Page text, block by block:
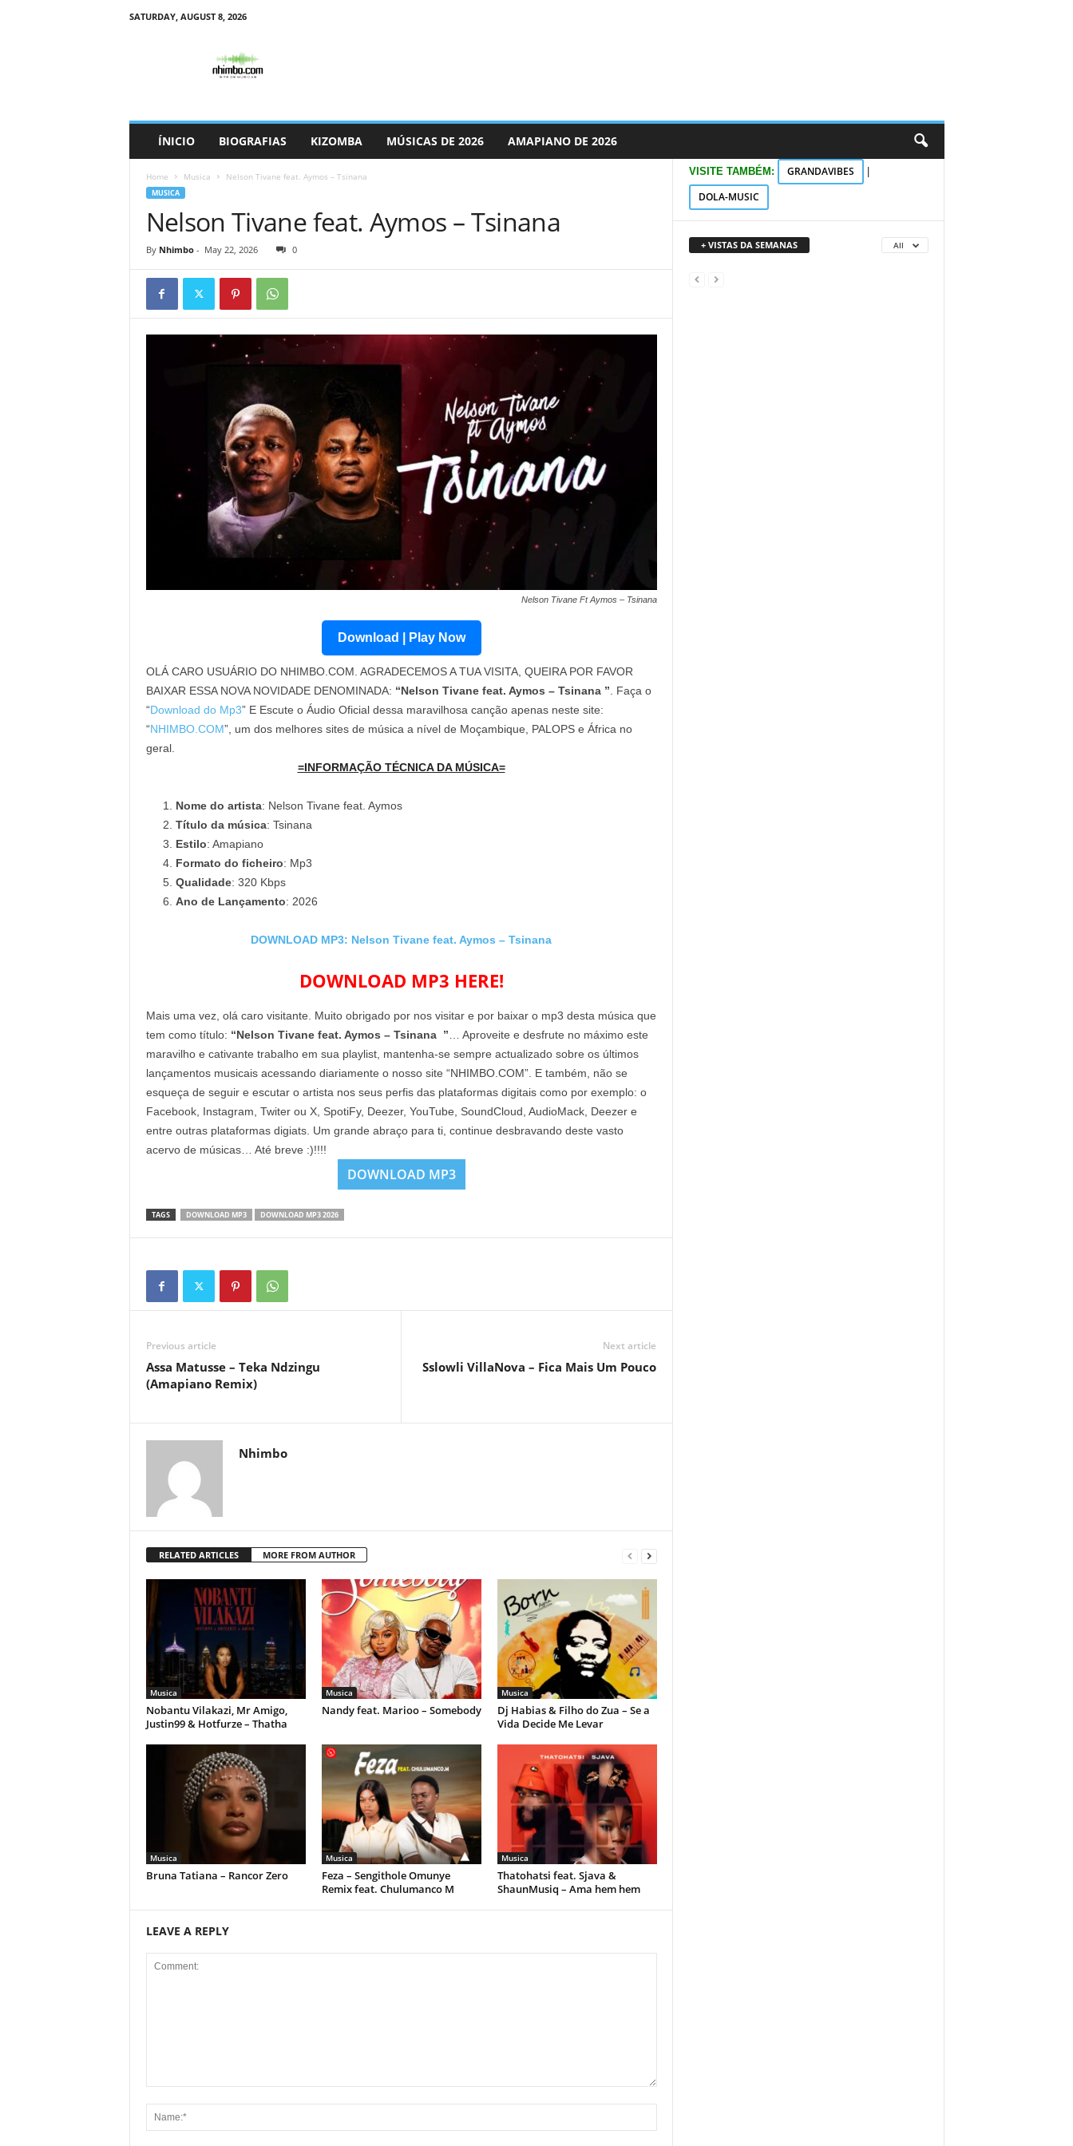
SATURDAY, AUGUST 8, 2026
ÍNICIO BIOGRAFIAS KIZOMBA MÚSICAS DE 2026 AMAPIANO DE 2026
Home Musica Nelson Tivane feat. Aymos – Tsinana
MUSICA
Nelson Tivane feat. Aymos – Tsinana
By Nhimbo- May 22, 2026 0
Nelson Tivane Ft Aymos – Tsinana
Download | Play Now
OLÁ CARO USUÁRIO DO NHIMBO.COM. AGRADECEMOS A TUA VISITA, QUEIRA POR FAVOR
BAIXAR ESSA NOVA NOVIDADE DENOMINADA: “Nelson Tivane feat. Aymos – Tsinana ” . Faça o
“Download do Mp3” E Escute o Áudio Oficial dessa maravilhosa canção apenas neste site:
“NHIMBO.COM”, um dos melhores sites de música a nível de Moçambique, PALOPS e África no
geral.
=INFORMAÇÃO TÉCNICA DA MÚSICA=
Nome do artista: Nelson Tivane feat. Aymos
Título da música: Tsinana
Estilo: Amapiano
Formato do ficheiro: Mp3
Qualidade: 320 Kbps
Ano de Lançamento: 2026
DOWNLOAD MP3: Nelson Tivane feat. Aymos – Tsinana
DOWNLOAD MP3 HERE!
Mais uma vez, olá caro visitante. Muito obrigado por nos visitar e por baixar o mp3 desta música que
tem como título: “Nelson Tivane feat. Aymos – Tsinana ” … Aproveite e desfrute no máximo este
maravilho e cativante trabalho em sua playlist, mantenha-se sempre actualizado sobre os últimos
lançamentos musicais acessando diariamente o nosso site “NHIMBO.COM”. E também, não se
esqueça de seguir e escutar o artista nos seus perfis das plataformas digitais como por exemplo: o
Facebook, Instagram, Twiter ou X, SpotiFy, Deezer, YouTube, SoundCloud, AudioMack, Deezer e
entre outras plataformas digiats. Um grande abraço para ti, continue desbravando deste vasto
acervo de músicas… Até breve :)!!!!
DOWNLOAD MP3
TAGS DOWNLOAD MP3 DOWNLOAD MP3 2026
Previous article
Assa Matusse – Teka Ndzingu
(Amapiano Remix)
Next article
Sslowli VillaNova – Fica Mais Um Pouco
Nhimbo
RELATED ARTICLES MORE FROM AUTHOR
Musica
Nobantu Vilakazi, Mr Amigo,
Justin99 & Hotfurze – Thatha
Musica
Nandy feat. Marioo – Somebody
Musica
Dj Habias & Filho do Zua – Se a
Vida Decide Me Levar
Musica
Bruna Tatiana – Rancor Zero
Musica
Feza – Sengithole Omunye
Remix feat. Chulumanco M
Musica
Thatohatsi feat. Sjava &
ShaunMusiq – Ama hem hem
LEAVE A REPLY
VISITE TAMBÉM: GRANDAVIBES
DOLA-MUSIC
+ VISTAS DA SEMANAS All